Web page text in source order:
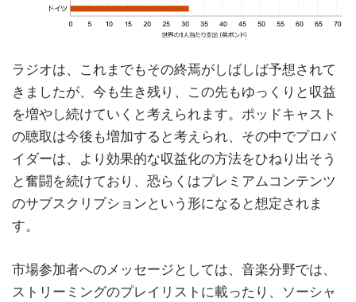
ラジオは、これまでもその終焉がしばしば予想されて
きましたが、今も生き残り、この先もゆっくりと収益
を増やし続けていくと考えられます。ポッドキャスト
の聴取は今後も増加すると考えられ、その中でプロバ
イダーは、より効果的な収益化の方法をひねり出そう
と奮闘を続けており、恐らくはプレミアムコンテンツ
のサブスクリプションという形になると想定されま
す。
市場参加者へのメッセージとしては、音楽分野では、
ストリーミングのプレイリストに載ったり、ソーシャ